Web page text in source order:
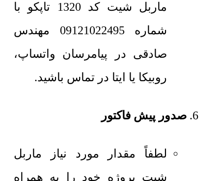
ماربل شیت کد 1320 تاپکو با
شماره 09121022495 مهندس
صادقی در پیامرسان واتساپ،
روبیکا یا ایتا در تماس باشید.
صدور پیش فاکتور
لطفاً مقدار مورد نیاز ماربل
شیت پروژه خود را به همراه